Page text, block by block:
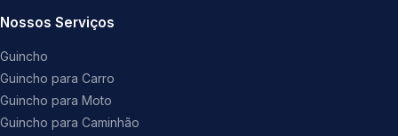
Nossos Serviços
Guincho
Guincho para Carro
Guincho para Moto
Guincho para Caminhão